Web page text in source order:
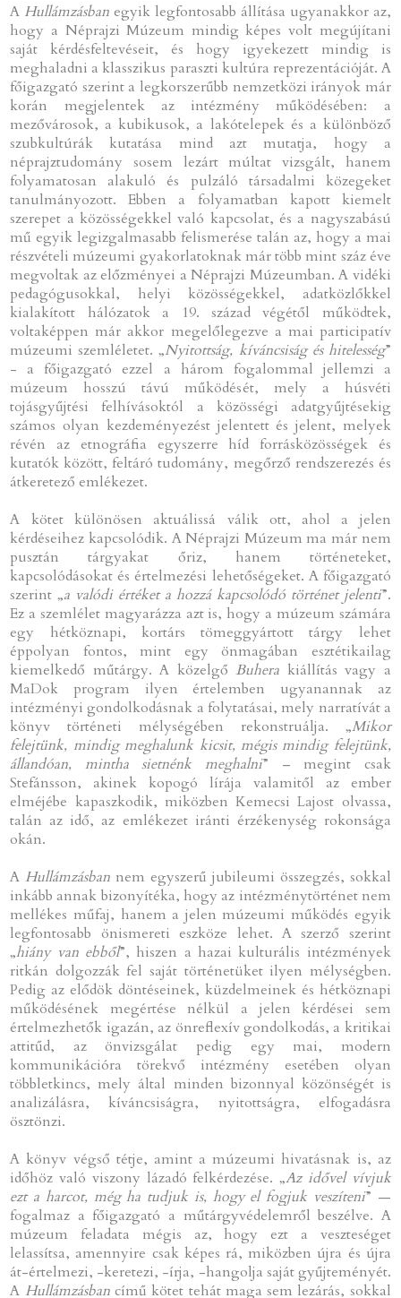
A Hullámzásban egyik legfontosabb állítása ugyanakkor az,
hogy a Néprajzi Múzeum mindig képes volt megújítani
saját kérdésfeltevéseit, és hogy igyekezett mindig is
meghaladni a klasszikus paraszti kultúra reprezentációját. A
főigazgató szerint a legkorszerűbb nemzetközi irányok már
korán megjelentek az intézmény működésében: a
mezővárosok, a kubikusok, a lakótelepek és a különböző
szubkultúrák kutatása mind azt mutatja, hogy a
néprajztudomány sosem lezárt múltat vizsgált, hanem
folyamatosan alakuló és pulzáló társadalmi közegeket
tanulmányozott. Ebben a folyamatban kapott kiemelt
szerepet a közösségekkel való kapcsolat, és a nagyszabású
mű egyik legizgalmasabb felismerése talán az, hogy a mai
részvételi múzeumi gyakorlatoknak már több mint száz éve
megvoltak az előzményei a Néprajzi Múzeumban. A vidéki
pedagógusokkal, helyi közösségekkel, adatközlőkkel
kialakított hálózatok a 19. század végétől működtek,
voltaképpen már akkor megelőlegezve a mai participatív
múzeumi szemléletet. „Nyitottság, kíváncsiság és hitelesség”
- a főigazgató ezzel a három fogalommal jellemzi a
múzeum hosszú távú működését, mely a húsvéti
tojásgyűjtési felhívásoktól a közösségi adatgyűjtésekig
számos olyan kezdeményezést jelentett és jelent, melyek
révén az etnográfia egyszerre híd forrásközösségek és
kutatók között, feltáró tudomány, megőrző rendszerezés és
átkeretező emlékezet.
A kötet különösen aktuálissá válik ott, ahol a jelen
kérdéseihez kapcsolódik. A Néprajzi Múzeum ma már nem
pusztán tárgyakat őriz, hanem történeteket,
kapcsolódásokat és értelmezési lehetőségeket. A főigazgató
szerint „a valódi értéket a hozzá kapcsolódó történet jelenti”.
Ez a szemlélet magyarázza azt is, hogy a múzeum számára
egy hétköznapi, kortárs tömeggyártott tárgy lehet
éppolyan fontos, mint egy önmagában esztétikailag
kiemelkedő műtárgy. A közelgőBuhera kiállítás vagy a
MaDok program ilyen értelemben ugyanannak az
intézményi gondolkodásnak a folytatásai, mely narratívát a
könyv történeti mélységében rekonstruálja. „Mikor
felejtünk, mindig meghalunk kicsit, mégis mindig felejtünk,
állandóan, mintha sietnénk meghalni” – megint csak
Stefánsson, akinek kopogó lírája valamitől az ember
elméjébe kapaszkodik, miközben Kemecsi Lajost olvassa,
talán az idő, az emlékezet iránti érzékenység rokonsága
okán.
A Hullámzásban nem egyszerű jubileumi összegzés, sokkal
inkább annak bizonyítéka, hogy az intézménytörténet nem
mellékes műfaj, hanem a jelen múzeumi működés egyik
legfontosabb önismereti eszköze lehet. A szerző szerint
„hiány van ebből”, hiszen a hazai kulturális intézmények
ritkán dolgozzák fel saját történetüket ilyen mélységben.
Pedig az elődök döntéseinek, küzdelmeinek és hétköznapi
működésének megértése nélkül a jelen kérdései sem
értelmezhetők igazán, az önreflexív gondolkodás, a kritikai
attitűd, az önvizsgálat pedig egy mai, modern
kommunikációra törekvő intézmény esetében olyan
többletkincs, mely által minden bizonnyal közönségét is
analizálásra, kíváncsiságra, nyitottságra, elfogadásra
ösztönzi.
A könyv végső tétje, amint a múzeumi hivatásnak is, az
időhöz való viszony lázadó felkérdezése. „Az idővel vívjuk
ezt a harcot, még ha tudjuk is, hogy el fogjuk veszíteni” —
fogalmaz a főigazgató a műtárgyvédelemről beszélve. A
múzeum feladata mégis az, hogy ezt a veszteséget
lelassítsa, amennyire csak képes rá, miközben újra és újra
át-értelmezi, -keretezi, -írja, -hangolja saját gyűjteményét.
A Hullámzásbancímű kötet tehát maga sem lezárás, sokkal